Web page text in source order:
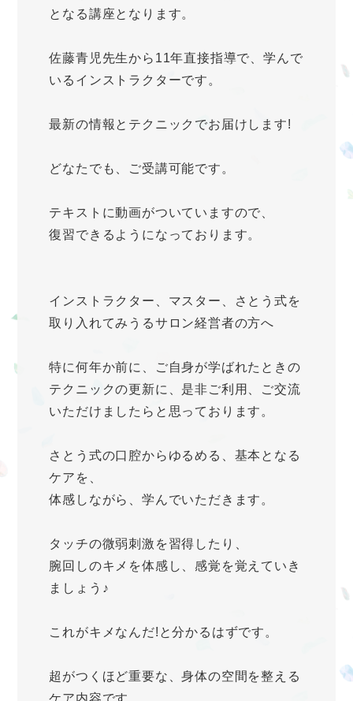
となる講座となります。
佐藤青児先生から11年直接指導で、学んで
いるインストラクターです。
最新の情報とテクニックでお届けします!
どなたでも、ご受講可能です。
テキストに動画がついていますので、
復習できるようになっております。
インストラクター、マスター、さとう式を
取り入れてみうるサロン経営者の方へ
特に何年か前に、ご自身が学ばれたときの
テクニックの更新に、是非ご利用、ご交流
いただけましたらと思っております。
さとう式の口腔からゆるめる、基本となる
ケアを、
体感しながら、学んでいただきます。
タッチの微弱刺激を習得したり、
腕回しのキメを体感し、感覚を覚えていき
ましょう♪
これがキメなんだ!と分かるはずです。
超がつくほど重要な、身体の空間を整える